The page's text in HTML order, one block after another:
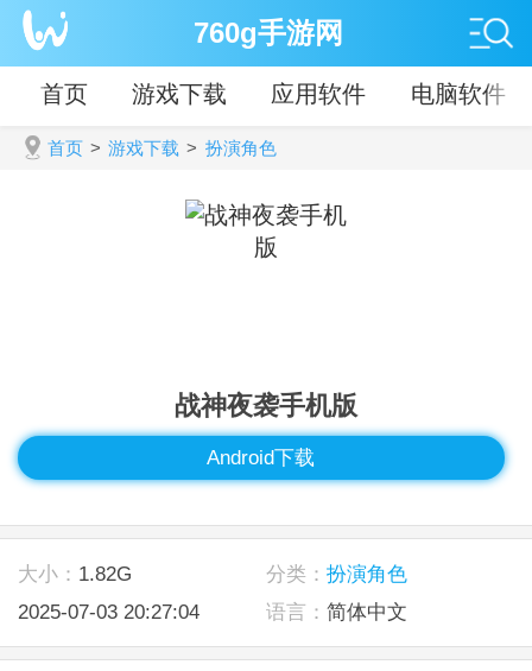
760g手游网
首页 游戏下载 应用软件 电脑软件
首页 > 游戏下载 > 扮演角色
战神夜袭手机版
Android下载
大小： 1.82G 分类： 扮演角色
2025-07-03 20:27:04
语言： 简体中文